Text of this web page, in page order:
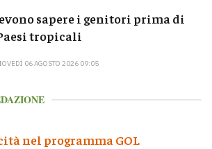
sapere i genitori prima di
tropicali
06 AGOSTO 2026 09:05
nel programma GOL